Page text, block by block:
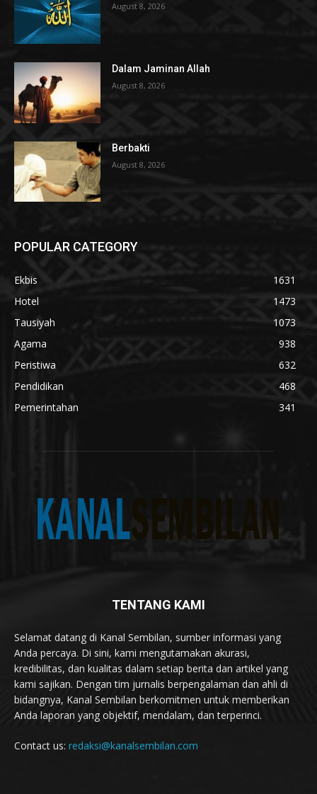
August 8, 2026
Dalam Jaminan Allah
August 8, 2026
Berbakti
August 8, 2026
POPULAR CATEGORY
Ekbis
1631
Hotel
1473
Tausiyah
1073
Agama
938
Peristiwa
632
Pendidikan
468
Pemerintahan
341
TENTANG KAMI
Selamat datang di Kanal Sembilan, sumber informasi yang
Anda percaya. Di sini, kami mengutamakan akurasi,
kredibilitas, dan kualitas dalam setiap berita dan artikel yang
kami sajikan. Dengan tim jurnalis berpengalaman dan ahli di
bidangnya, Kanal Sembilan berkomitmen untuk memberikan
Anda laporan yang objektif, mendalam, dan terperinci.
Contact us: redaksi@kanalsembilan.com